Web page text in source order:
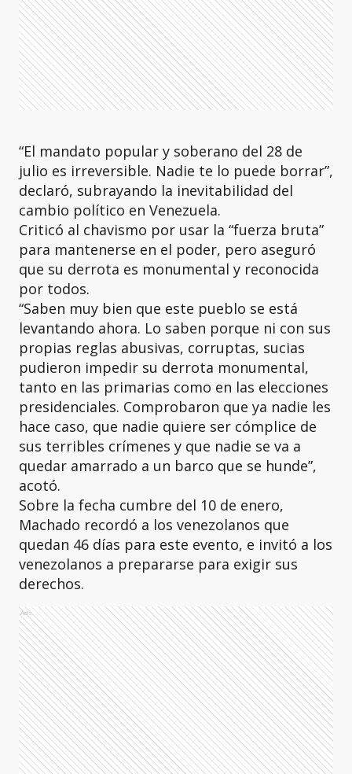
“El mandato popular y soberano del 28 de
julio es irreversible. Nadie te lo puede borrar”,
declaró, subrayando la inevitabilidad del
cambio político en Venezuela.
Criticó al chavismo por usar la “fuerza bruta”
para mantenerse en el poder, pero aseguró
que su derrota es monumental y reconocida
por todos.
“Saben muy bien que este pueblo se está
levantando ahora. Lo saben porque ni con sus
propias reglas abusivas, corruptas, sucias
pudieron impedir su derrota monumental,
tanto en las primarias como en las elecciones
presidenciales. Comprobaron que ya nadie les
hace caso, que nadie quiere ser cómplice de
sus terribles crímenes y que nadie se va a
quedar amarrado a un barco que se hunde”,
acotó.
Sobre la fecha cumbre del 10 de enero,
Machado recordó a los venezolanos que
quedan 46 días para este evento, e invitó a los
venezolanos a prepararse para exigir sus
derechos.
Ads